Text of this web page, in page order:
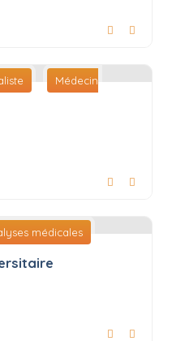
Médecin
médicales